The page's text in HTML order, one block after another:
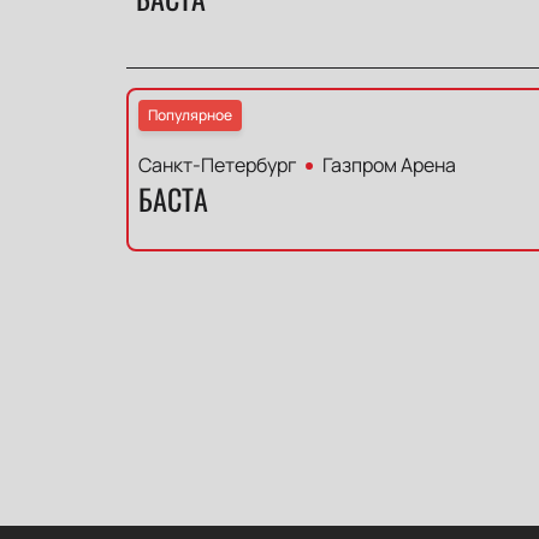
Популярное
Санкт-Петербург Газпром Арена
БАСТА